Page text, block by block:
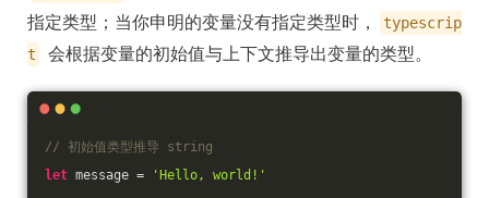
指定类型；当你申明的变量没有指定类型时，
typescrip
t
会根据变量的初始值与上下文推导出变量的类型。
// 初始值类型推导 string
let message = 'Hello, world!'